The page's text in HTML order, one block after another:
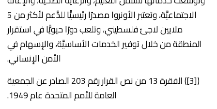
الاجتماعيَّة، وتعتبر الأونروا مصدرًا رئيسيًّا للدَّعم لأكثر من 5
ملايين لاجئ فلسطيني، وتلعب دورًا حيويًّا في استقرار
المنطقة من خلال توفير الخدمات الأساسيَّة، والإسهام في
الأمن الإنساني.
([3]) الفقرة 13 من نص القرار رقم 203 الصادر عن الجمعية
العامة للأمم المتحدة عام 1949.